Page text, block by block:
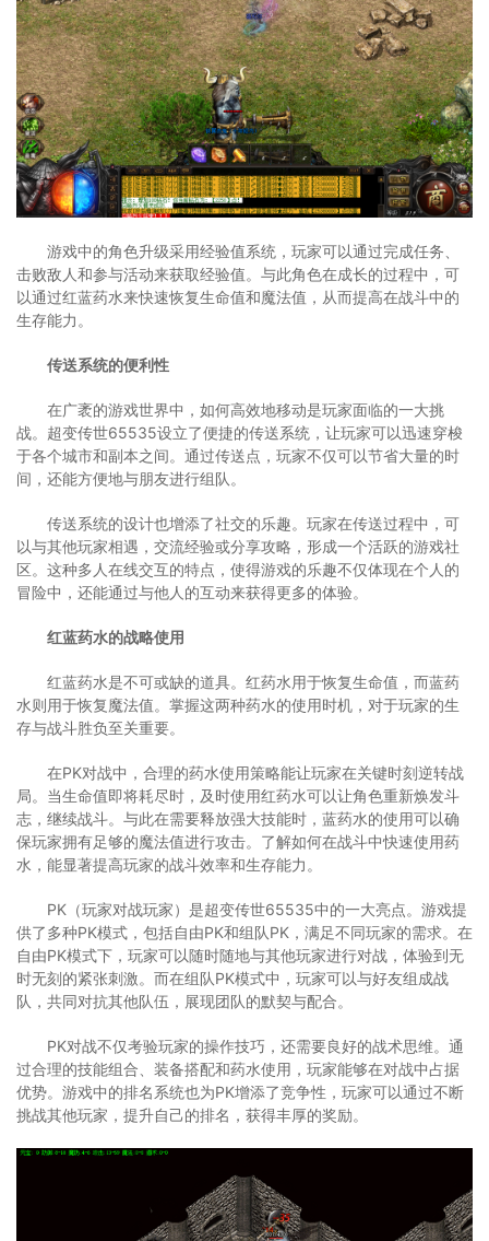
游戏中的角色升级采用经验值系统，玩家可以通过完成任务、
击败敌人和参与活动来获取经验值。与此角色在成长的过程中，可
以通过红蓝药水来快速恢复生命值和魔法值，从而提高在战斗中的
生存能力。
传送系统的便利性
在广袤的游戏世界中，如何高效地移动是玩家面临的一大挑
战。超变传世65535设立了便捷的传送系统，让玩家可以迅速穿梭
于各个城市和副本之间。通过传送点，玩家不仅可以节省大量的时
间，还能方便地与朋友进行组队。
传送系统的设计也增添了社交的乐趣。玩家在传送过程中，可
以与其他玩家相遇，交流经验或分享攻略，形成一个活跃的游戏社
区。这种多人在线交互的特点，使得游戏的乐趣不仅体现在个人的
冒险中，还能通过与他人的互动来获得更多的体验。
红蓝药水的战略使用
红蓝药水是不可或缺的道具。红药水用于恢复生命值，而蓝药
水则用于恢复魔法值。掌握这两种药水的使用时机，对于玩家的生
存与战斗胜负至关重要。
在PK对战中，合理的药水使用策略能让玩家在关键时刻逆转战
局。当生命值即将耗尽时，及时使用红药水可以让角色重新焕发斗
志，继续战斗。与此在需要释放强大技能时，蓝药水的使用可以确
保玩家拥有足够的魔法值进行攻击。了解如何在战斗中快速使用药
水，能显著提高玩家的战斗效率和生存能力。
PK（玩家对战玩家）是超变传世65535中的一大亮点。游戏提
供了多种PK模式，包括自由PK和组队PK，满足不同玩家的需求。在
自由PK模式下，玩家可以随时随地与其他玩家进行对战，体验到无
时无刻的紧张刺激。而在组队PK模式中，玩家可以与好友组成战
队，共同对抗其他队伍，展现团队的默契与配合。
PK对战不仅考验玩家的操作技巧，还需要良好的战术思维。通
过合理的技能组合、装备搭配和药水使用，玩家能够在对战中占据
优势。游戏中的排名系统也为PK增添了竞争性，玩家可以通过不断
挑战其他玩家，提升自己的排名，获得丰厚的奖励。